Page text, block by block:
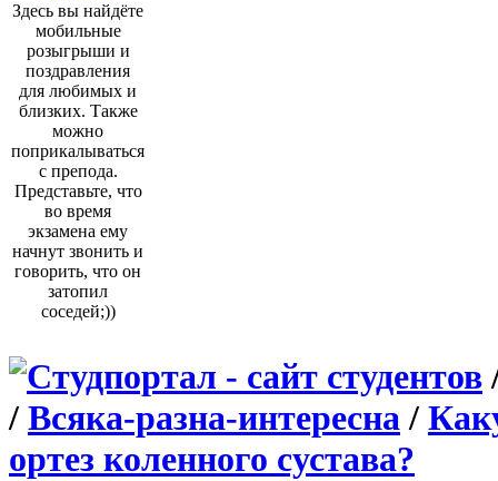
Здесь вы найдёте
мобильные
розыгрыши и
поздравления
для любимых и
близких. Также
можно
поприкалываться
с препода.
Представьте, что
во время
экзамена ему
начнут звонить и
говорить, что он
затопил
соседей;))
/ Всяка-разна-интересна/
ортез коленного сустава?